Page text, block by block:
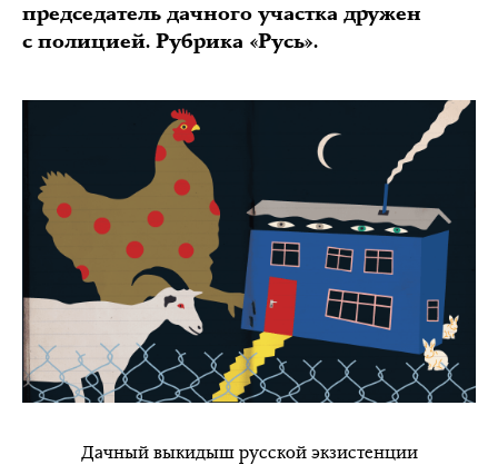
председатель дачного участка дружен
с полицией. Рубрика «Русь».
Дачный выкидыш русской экзистенции